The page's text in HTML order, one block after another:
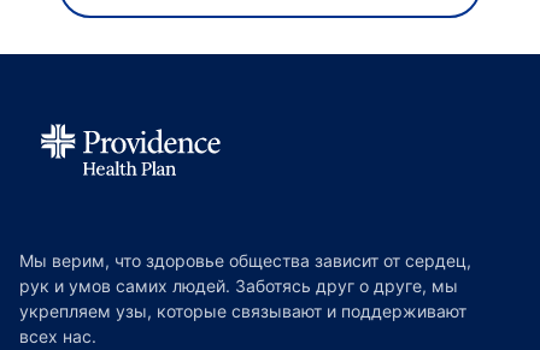
Мы верим, что здоровье общества зависит от сердец,
рук и умов самих людей. Заботясь друг о друге, мы
укрепляем узы, которые связывают и поддерживают
всех нас.